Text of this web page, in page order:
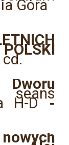
Góra
cd.
H-D-